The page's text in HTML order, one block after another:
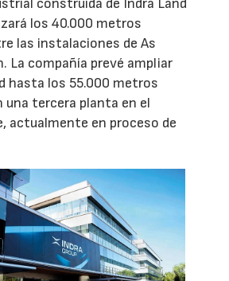
construida de Indra Land
los 40.000 metros
las instalaciones de As
La compañía prevé ampliar
hasta los 55.000 metros
una tercera planta en el
actualmente en proceso de